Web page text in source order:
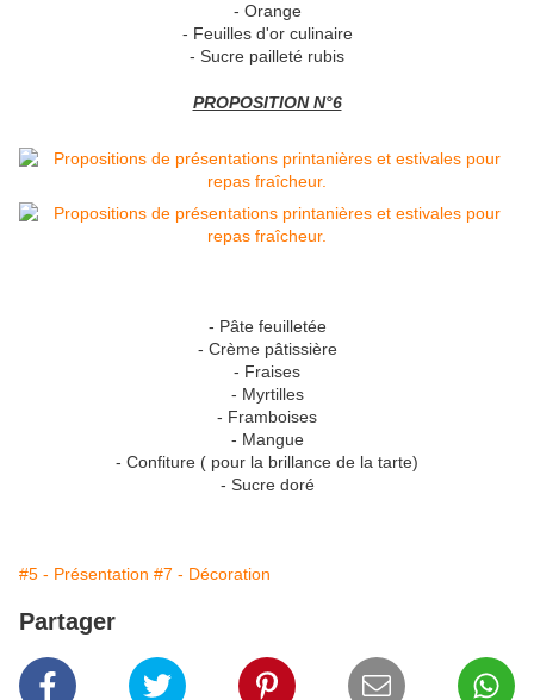
- Orange
- Feuilles d'or culinaire
- Sucre pailleté rubis
PROPOSITION N°6
- Pâte feuilletée
- Crème pâtissière
- Fraises
- Myrtilles
- Framboises
- Mangue
- Confiture ( pour la brillance de la tarte)
- Sucre doré
#5 - Présentation #7 - Décoration
Partager